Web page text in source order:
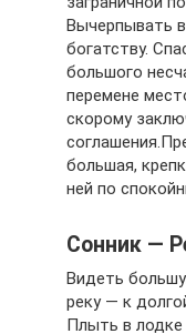
Вычерпывать
богатству.
большого
перемене
скорому
большая,
ней по
Сонник —
Видеть
реку — к
Плыть в